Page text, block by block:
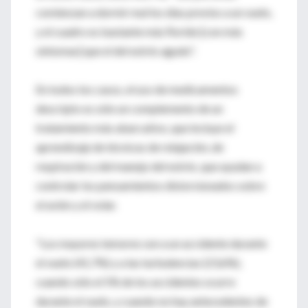
comienzan a dormir mal los días previos a un vuelo,
y el cuadro es bastante más florido [con más
síntomas] que el del estrés agudo".
En todos los casos, el uso de medicamentos
descripto es sólo un complemento de un
tratamiento más abarcativo, que incluye el
aprendizaje de técnicas de relajación, de
respiración y del manejo del estrés, que ayudan a
controlar los pensamientos distorsionados sobre
el avión y el volar.
"Los mayores temores son a un accidente durante
el vuelo (41,7%) y a las turbulencias (23,6%),
cuando sólo el 5% de los accidentes ocurre
durante el vuelo, y cuando no hay antecedentes de